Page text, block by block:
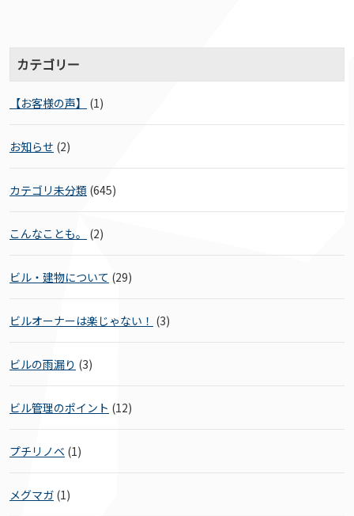
カテゴリー
【お客様の声】 (1)
お知らせ (2)
カテゴリ未分類 (645)
こんなことも。 (2)
ビル・建物について (29)
ビルオーナーは楽じゃない！ (3)
ビルの雨漏り (3)
ビル管理のポイント (12)
プチリノベ (1)
メグマガ (1)